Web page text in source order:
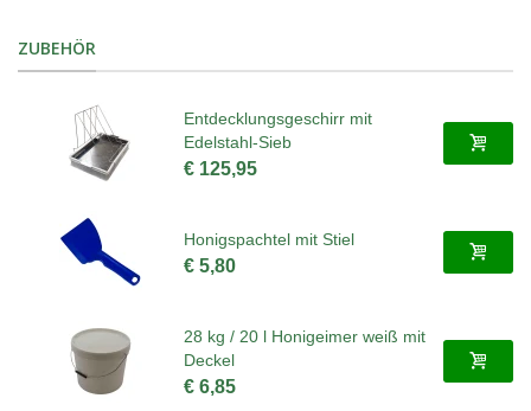
ZUBEHÖR
Entdecklungsgeschirr mit
Edelstahl-Sieb
€ 125,95
Honigspachtel mit Stiel
€ 5,80
28 kg / 20 l Honigeimer weiß mit
Deckel
€ 6,85